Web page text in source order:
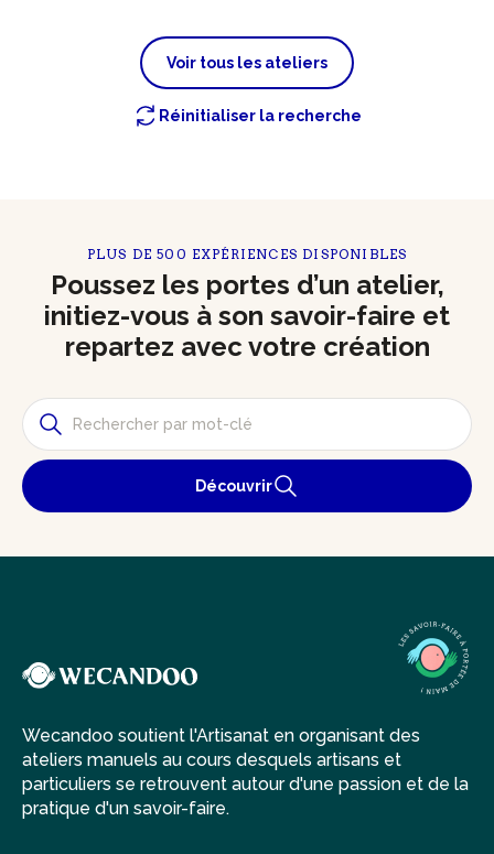
Voir tous les ateliers
Réinitialiser la recherche
PLUS DE 500 EXPÉRIENCES DISPONIBLES
Poussez les portes d’un atelier,
initiez-vous à son savoir-faire et
repartez avec votre création
Découvrir
Wecandoo soutient l'Artisanat en organisant des
ateliers manuels au cours desquels artisans et
particuliers se retrouvent autour d'une passion et de la
pratique d'un savoir-faire.